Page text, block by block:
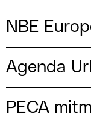
NBE
Agenda
PECA